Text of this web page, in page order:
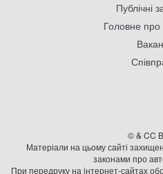
Публічні
Головне
© & CC
Матеріали на цьому сайті
законами про
При передруку на iнтернет-сайтах